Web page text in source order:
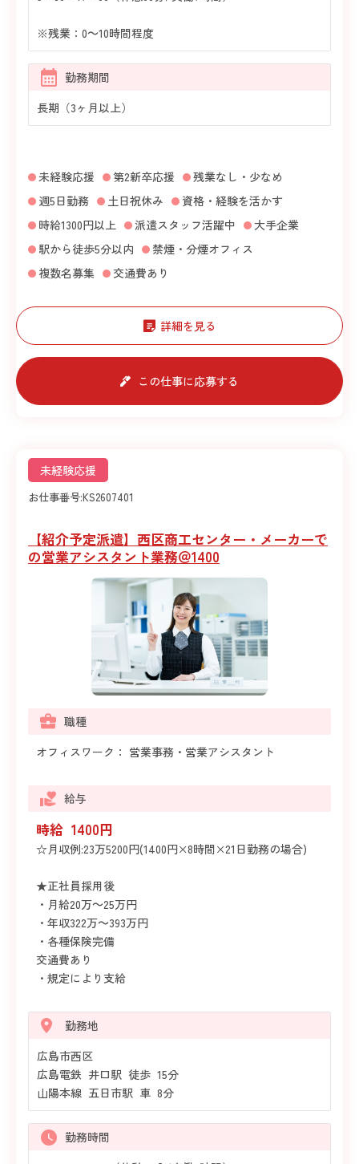
※残業：0～10時間程度
勤務期間
長期（3ヶ月以上）
未経験応援 第2新卒応援
残業なし・少なめ
週5日勤務
土日祝休み
資格・経験を活かす
時給1300円以上
派遣スタッフ活躍中
大手企業
駅から徒歩5分以内
禁煙・分煙オフィス
複数名募集
交通費あり
詳細を見る
この仕事に応募する
未経験応援
お仕事番号:KS2607401
【紹介予定派遣】西区商工センター・メーカーで
の営業アシスタント業務＠1400
職種
オフィスワーク： 営業事務・営業アシスタント
給与
時給 1400円
☆月収例:23万5200円(1400円×8時間×21日勤務の場合)
★正社員採用後
・月給20万～25万円
・年収322万～393万円
・各種保険完備
交通費あり
・規定により支給
勤務地
広島市西区
広島電鉄 井口駅 徒歩 15分
山陽本線 五日市駅 車 8分
勤務時間